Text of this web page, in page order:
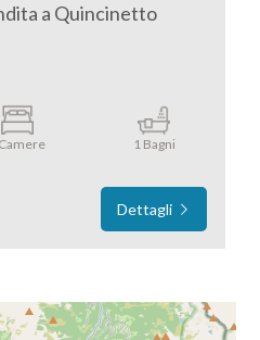
a Quincinetto
1 Bagni
Dettagli